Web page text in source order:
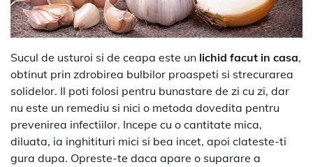
Sucul de usturoi si de ceapa este un lichid facut in casa,
obtinut prin zdrobirea bulbilor proaspeti si strecurarea
solidelor. Il poti folosi pentru bunastare de zi cu zi, dar
nu este un remediu si nici o metoda dovedita pentru
prevenirea infectiilor. Incepe cu o cantitate mica,
diluata, ia inghitituri mici si bea incet, apoi clateste-ti
gura dupa. Opreste-te daca apare o suparare a